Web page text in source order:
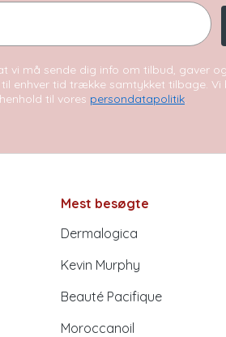
vi må sende dig info om tilbud, gaver
enhver tid trække samtykket tilbage. Vi
til vores persondatapolitik.
Mest besøgte
Dermalogica
Kevin Murphy
Beauté Pacifique
Moroccanoil